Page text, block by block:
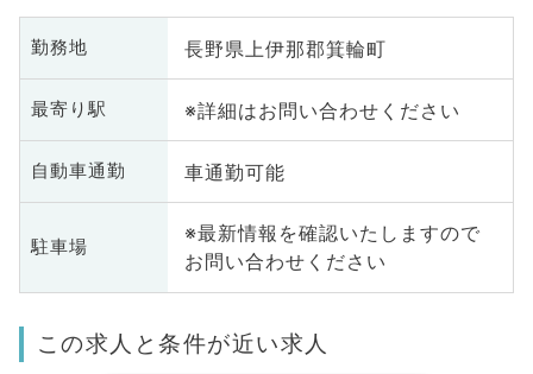
勤務地 長野県上伊那郡箕輪町
最寄り駅 ※詳細はお問い合わせください
自動車通勤 車通勤可能
駐車場
※最新情報を確認いたしますので
お問い合わせください
この求人と条件が近い求人